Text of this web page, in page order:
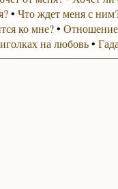
• Что ждет меня с
ко мне?•
на любовь•